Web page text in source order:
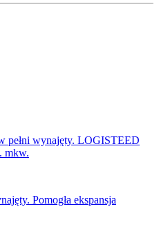
pełni wynajęty. LOGISTEED
mkw.
Pomogła ekspansja